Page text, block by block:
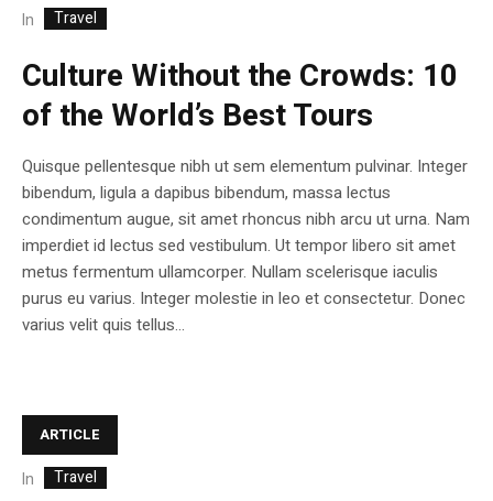
In Travel
Culture Without the Crowds: 10
of the World’s Best Tours
Quisque pellentesque nibh ut sem elementum pulvinar. Integer
bibendum, ligula a dapibus bibendum, massa lectus
condimentum augue, sit amet rhoncus nibh arcu ut urna. Nam
imperdiet id lectus sed vestibulum. Ut tempor libero sit amet
metus fermentum ullamcorper. Nullam scelerisque iaculis
purus eu varius. Integer molestie in leo et consectetur. Donec
varius velit quis tellus...
ARTICLE
In Travel